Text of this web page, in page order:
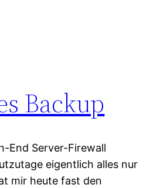
Backup
End Server-Firewall
eigentlich alles nur
mir heute fast den